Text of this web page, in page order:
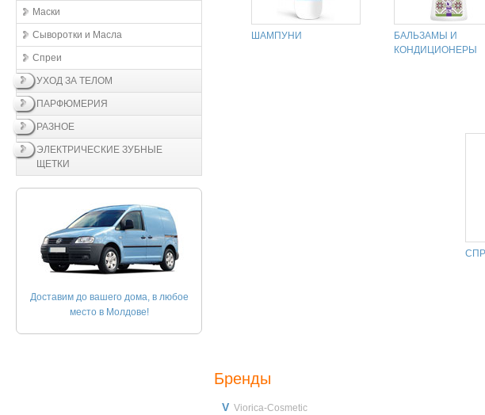
Маски
Сыворотки и Масла
Спреи
УХОД ЗА ТЕЛОМ
ПАРФЮМЕРИЯ
РАЗНОЕ
ЭЛЕКТРИЧЕСКИЕ ЗУБНЫЕ
ЩЕТКИ
Доставим до вашего дома, в любое
место в Молдове!
ШАМПУНИ
БАЛЬЗАМЫ И
КОНДИЦИОНЕРЫ
Бренды
V Viorica-Cosmetic